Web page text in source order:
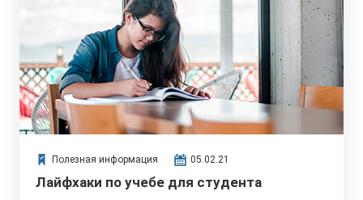
Полезная информация 05.02.21
Лайфхаки по учебе для студента